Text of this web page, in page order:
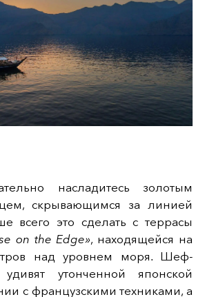
насладитесь золотым
скрывающимся за линией
всего это сделать с террасы
on the Edge», находящейся на
над уровнем моря. Шеф-
утонченной японской
с французскими техниками, а